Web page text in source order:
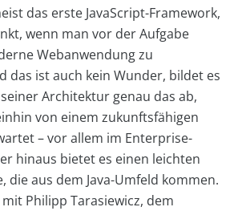
das erste JavaScript-Framework,
wenn man vor der Aufgabe
Webanwendung zu
das ist auch kein Wunder, bildet es
Architektur genau das ab,
von einem zukunftsfähigen
– vor allem im Enterprise-
hinaus bietet es einen leichten
die aus dem Java-Umfeld kommen.
Philipp Tarasiewicz, dem